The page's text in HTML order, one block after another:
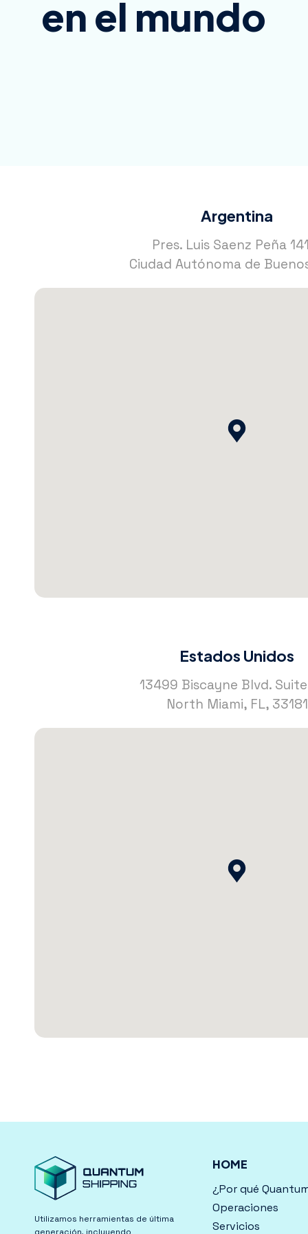
en el mundo
Argentina
Pres. Luis Saenz Peña
Ciudad Autónoma de
Estados Unidos
13499 Biscayne Blvd.
North Miami, FL, 33181
Utilizamos herramientas de última
HOME
¿Por qué
Operaciones
Servicios